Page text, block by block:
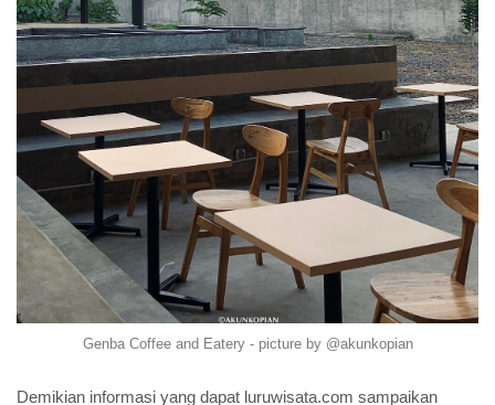
Genba Coffee and Eatery - picture by @akunkopian
Demikian informasi yang dapat luruwisata.com sampaikan